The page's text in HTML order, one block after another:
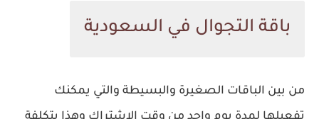
باقة التجوال في السعودية
من بين الباقات الصغيرة والبسيطة والتي يمكنك